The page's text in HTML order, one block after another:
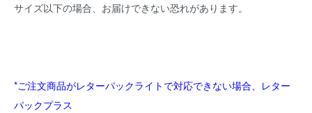
サイズ以下の場合、お届けできない恐れがあります。
*ご注文商品がレターパックライトで対応できない場合、レター
パックプラス